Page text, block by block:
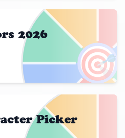
🎯
2026
Picker